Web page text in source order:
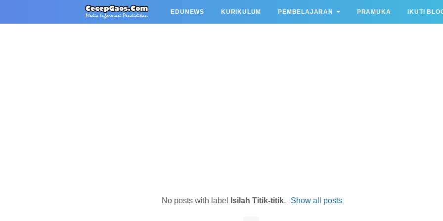
EDUNEWS KURIKULUM PEMBELAJARAN PRAMUKA IKUTI
No posts with label Isilah Titik-titik. Show all posts